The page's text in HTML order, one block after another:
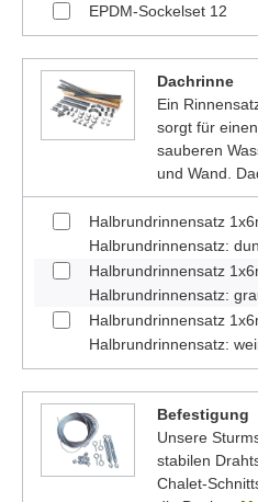
EPDM-Sockelset 12
Dachrinne
Ein
sorgt für
sauberen
und Wand.
Halbrundrinnensatz
Halbrundrinnensatz:
Halbrundrinnensatz
Halbrundrinnensatz:
Halbrundrinnensatz
Halbrundrinnensatz:
Befestigung
Unsere
stabilen
Chalet-